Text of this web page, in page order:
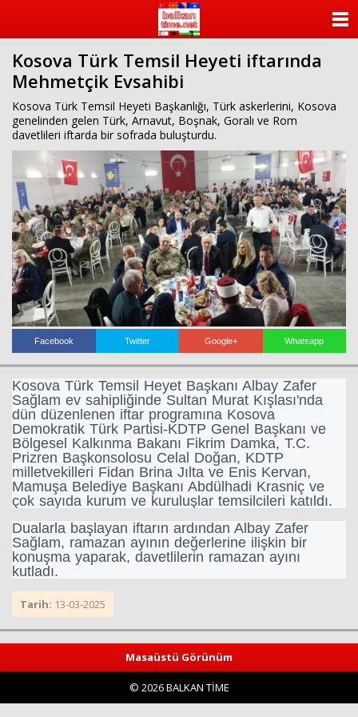
Kosova Türk Temsil Heyeti iftarında
Mehmetçik Evsahibi
Kosova Türk Temsil Heyeti Başkanlığı, Türk askerlerini, Kosova
genelinden gelen Türk, Arnavut, Boşnak, Goralı ve Rom
davetlileri iftarda bir sofrada buluşturdu.
Facebook Twitter Google+ Whatsapp
Kosova Türk Temsil Heyet Başkanı Albay Zafer
Sağlam ev sahipliğinde Sultan Murat Kışlası'nda
dün düzenlenen iftar programına Kosova
Demokratik Türk Partisi-KDTP Genel Başkanı ve
Bölgesel Kalkınma Bakanı Fikrim Damka, T.C.
Prizren Başkonsolosu Celal Doğan, KDTP
milletvekilleri Fidan Brina Jılta ve Enis Kervan,
Mamuşa Belediye Başkanı Abdülhadi Krasniç ve
çok sayıda kurum ve kuruluşlar temsilcileri katıldı.
Dualarla başlayan iftarın ardından Albay Zafer
Sağlam, ramazan ayının değerlerine ilişkin bir
konuşma yaparak, davetlilerin ramazan ayını
kutladı.
Tarih: 13-03-2025
Masaüstü Görünüm
© 2026 BALKAN TİME
KATEGORİLER
FOTO GALERİ
VİDEO GALERİ
KÜNYE
İLETİŞİM